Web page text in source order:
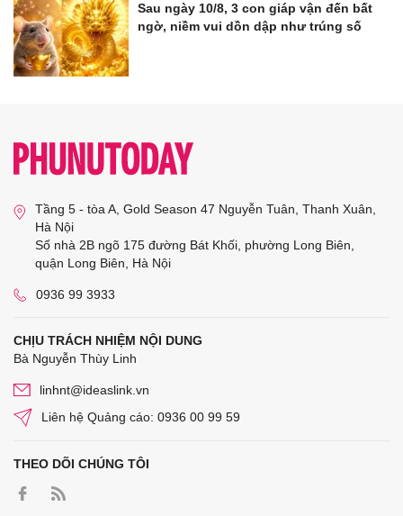
Sau ngày 10/8, 3 con giáp vận đến bất
ngờ, niềm vui dồn dập như trúng số
Tầng 5 - tòa A, Gold Season 47 Nguyễn Tuân, Thanh Xuân,
Hà Nội
Số nhà 2B ngõ 175 đường Bát Khối, phường Long Biên,
quận Long Biên, Hà Nội
0936 99 3933
CHỊU TRÁCH NHIỆM NỘI DUNG
Bà Nguyễn Thùy Linh
linhnt@ideaslink.vn
Liên hệ Quảng cáo: 0936 00 99 59
THEO DÕI CHÚNG TÔI